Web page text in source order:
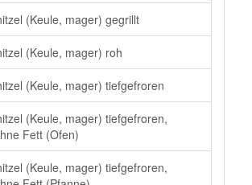
(Keule, mager) gegrillt
(Keule, mager) roh
(Keule, mager) tiefgefroren
(Keule, mager) tiefgefroren,
Fett (Ofen)
(Keule, mager) tiefgefroren,